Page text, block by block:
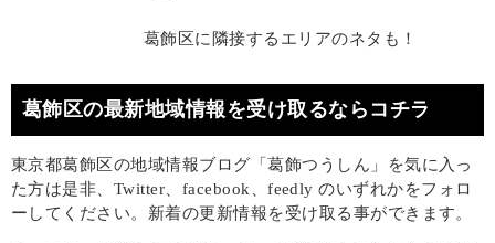
葛飾区に隣接するエリアのネタも！
葛飾区の最新地域情報を受け取るならコチラ
東京都葛飾区の地域情報ブログ「葛飾つうしん」を気に入っ
た方は是非、Twitter、facebook、feedly のいずれかをフォロ
ーしてください。新着の更新情報を受け取る事ができます。